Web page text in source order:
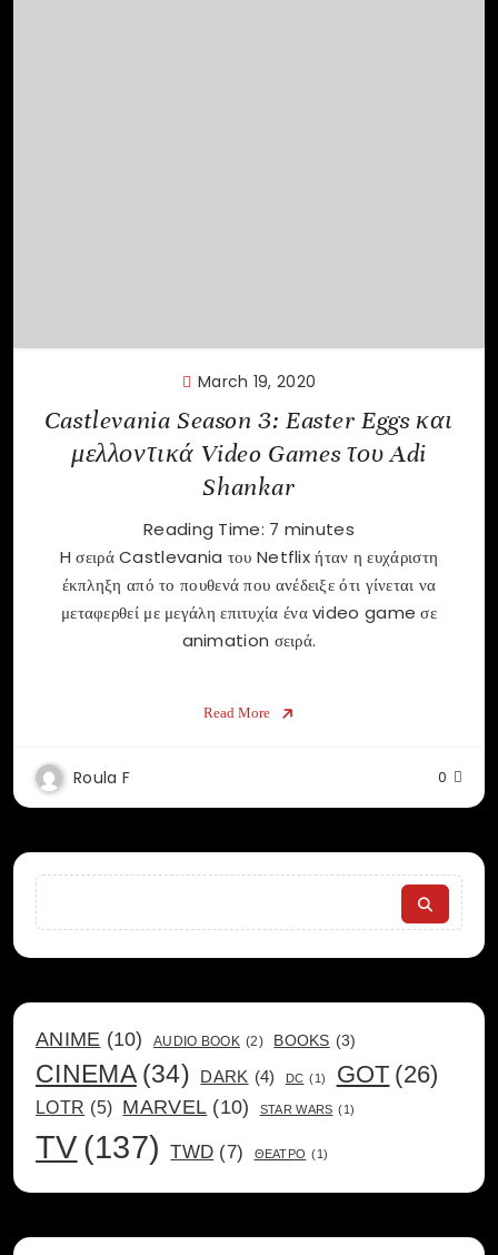
March 19, 2020
Castlevania Season 3: Easter Eggs και
μελλοντικά Video Games του Adi
Shankar
Reading Time: 7 minutes
H σειρά Castlevania του Netflix ήταν η ευχάριστη
έκπληξη από το πουθενά που ανέδειξε ότι γίνεται να
μεταφερθεί με μεγάλη επιτυχία ένα video game σε
animation σειρά.
Read More
Roula F 0
Search
ANIME (10) AUDIO BOOK (2) BOOKS (3)
CINEMA (34) DARK (4) DC (1) GOT (26)
LOTR (5) MARVEL (10) STAR WARS (1)
TV (137) TWD (7) ΘΕΑΤΡΟ (1)